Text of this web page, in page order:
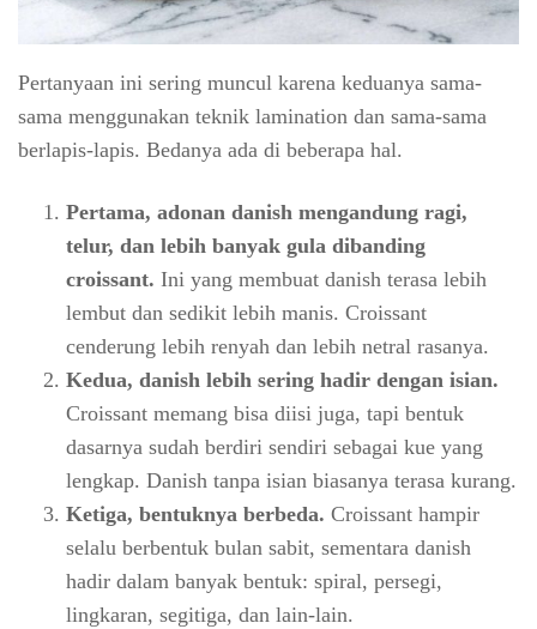
Pertanyaan ini sering muncul karena keduanya sama-
sama menggunakan teknik lamination dan sama-sama
berlapis-lapis. Bedanya ada di beberapa hal.
Pertama, adonan danish mengandung ragi,
telur, dan lebih banyak gula dibanding
croissant. Ini yang membuat danish terasa lebih
lembut dan sedikit lebih manis. Croissant
cenderung lebih renyah dan lebih netral rasanya.
Kedua, danish lebih sering hadir dengan isian.
Croissant memang bisa diisi juga, tapi bentuk
dasarnya sudah berdiri sendiri sebagai kue yang
lengkap. Danish tanpa isian biasanya terasa kurang.
Ketiga, bentuknya berbeda. Croissant hampir
selalu berbentuk bulan sabit, sementara danish
hadir dalam banyak bentuk: spiral, persegi,
lingkaran, segitiga, dan lain-lain.